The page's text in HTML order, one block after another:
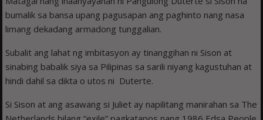
bumalik sa bansa upang pagusapan ang paghinto nang nasa
limang dekadang armadong tunggalian.
Subalit ang lahat ng imbitasyon ay tinanggihan ni Sison at
sinabing babalik siya sa Pilipinas sa sarili niyang kagustuhan at
hindi dahil sa dikta o utos ni Duterte.
Si Sison at ang asawang si Juliet ay napilitang manirahan sa The